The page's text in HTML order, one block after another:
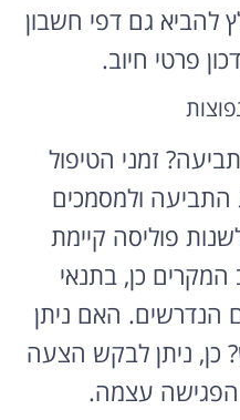
להביא גם דפי חשבון
פרטי חיוב.
זמני הטיפול
ולמסמכים
פוליסה קיימת
כן, בתנאי
הנדרשים. האם ניתן
ניתן לבקש הצעה
הפגישה עצמה.